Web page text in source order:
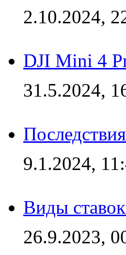
2.10.2024,
DJI Mini 4
31.5.2024,
9.1.2024,
Виды
26.9.2023,